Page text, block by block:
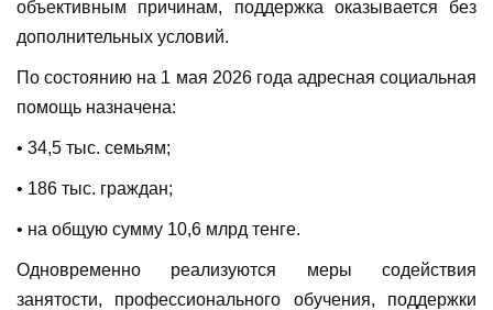
объективным причинам, поддержка оказывается без
дополнительных условий.
По состоянию на 1 мая 2026 года адресная социальная
помощь назначена:
• 34,5 тыс. семьям;
• 186 тыс. граждан;
• на общую сумму 10,6 млрд тенге.
Одновременно реализуются меры содействия
занятости, профессионального обучения, поддержки